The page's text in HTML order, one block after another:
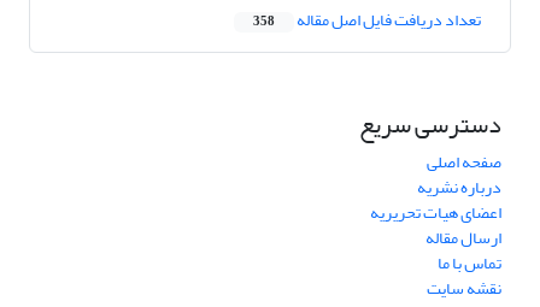
تعداد دریافت فایل اصل مقاله 358
دسترسی سریع
صفحه اصلی
درباره نشریه
اعضای هیات تحریریه
ارسال مقاله
تماس با ما
نقشه سایت